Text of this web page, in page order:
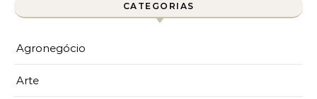
CATEGORIAS
Agronegócio
Arte